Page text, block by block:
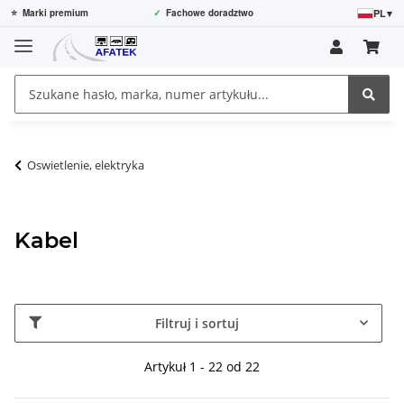
⭐ Marki premium ✓ Fachowe doradztwo PL▾
Oswietlenie, elektryka
Kabel
Filtruj i sortuj
Artykuł 1 - 22 od 22